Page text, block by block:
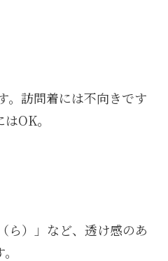
。訪問着には不向きです
OK。
ら）」など、透け感のあ